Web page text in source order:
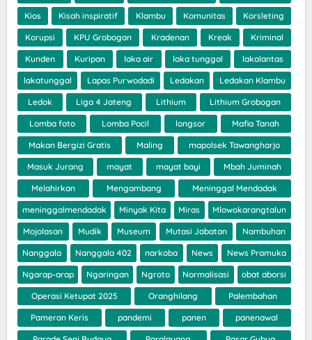
Kios Kisah inspiratif Klambu Komunitas Korsleting
Korupsi KPU Grobogan Kradenan Kreak Kriminal
Kunden Kuripan laka air laka tunggal lakalantas
lakatunggal Lapas Purwodadi Ledakan Ledakan Klambu
Ledok Liga 4 Jateng Lithium Lithium Grobogan
Lomba foto Lomba Pocil longsor Mafia Tanah
Makan Bergizi Gratis Maling mapolsek Tawangharjo
Masuk Jurang mayat mayat bayi Mbah Juminah
Melahirkan Mengambang Meninggal Mendadak
meninggalmendadak Minyak Kita Miras Mlowokarangtalun
Mojolasan Mudik Museum Mutasi Jabatan Nambuhan
Nanggala Nanggala 402 narkoba News News Pramuka
Ngarap-arap Ngaringan Ngroto Normalisasi obat aborsi
Operasi Ketupat 2025 Oranghilang Palembahan
Pameran Keris pandemi panen panenawal